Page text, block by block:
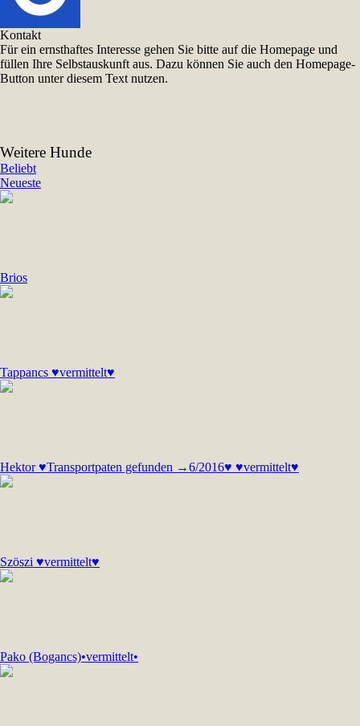
Kontakt
Für ein ernsthaftes Interesse gehen Sie bitte auf die Homepage und
füllen Ihre Selbstauskunft aus. Dazu können Sie auch den Homepage-
Button unter diesem Text nutzen.
Weitere Hunde
Beliebt
Neueste
Brios
Tappancs ♥vermittelt♥
Hektor ♥Transportpaten gefunden →6/2016♥ ♥vermittelt♥
Szöszi ♥vermittelt♥
Pako (Bogancs)•vermittelt•